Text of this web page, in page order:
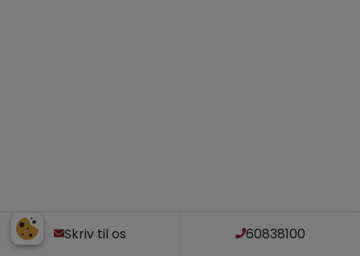
Skriv til os 60838100